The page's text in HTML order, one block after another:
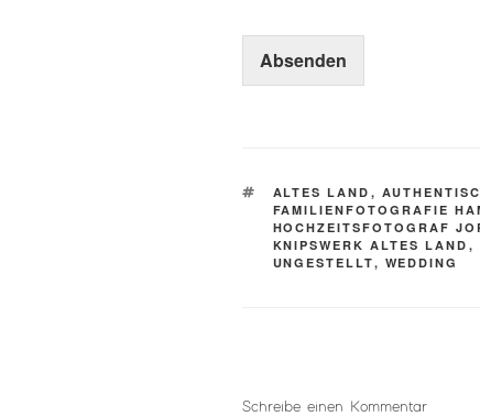
d
r
Absenden
SCHLAGWÖRTER
ALTES LAND ,
FAMILIENFOTOGRAFIE
HOCHZEITSFOTOGRAF
KNIPSWERK ALTES LAND ,
UNGESTELLT, WEDDING
Schreibe einen Kommentar